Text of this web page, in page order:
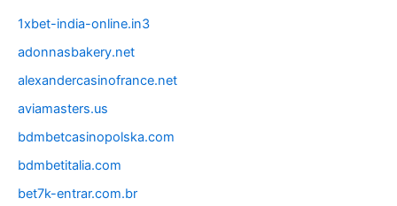
1xbet-india-online.in3
adonnasbakery.net
alexandercasinofrance.net
aviamasters.us
bdmbetcasinopolska.com
bdmbetitalia.com
bet7k-entrar.com.br